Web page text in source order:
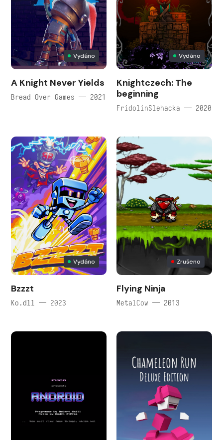
Vydáno
A Knight Never Yields
Bread Over Games — 2021
Vydáno
Knightczech: The
beginning
FridolinSlehacka — 2020
Vydáno
Bzzzt
Ko.dll — 2023
Zrušeno
Flying Ninja
MetalCow — 2013